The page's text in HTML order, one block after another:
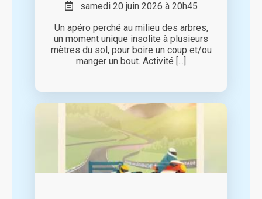
samedi 20 juin 2026 à 20h45
Un apéro perché au milieu des arbres,
un moment unique insolite à plusieurs
mètres du sol, pour boire un coup et/ou
manger un bout. Activité [...]